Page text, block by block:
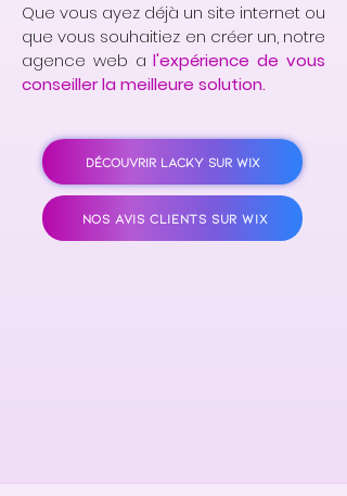
Que vous ayez déjà un site internet ou
que vous souhaitiez en créer un, notre
agence web al'expérience de vous
conseiller la meilleure solution.
DÉCOUVRIR LACKY SUR WIX
NOS AVIS CLIENTS SUR WIX